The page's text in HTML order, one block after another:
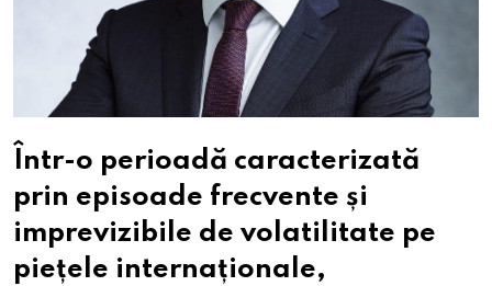
Într-o perioadă caracterizată
prin episoade frecvente și
imprevizibile de volatilitate pe
piețele internaționale,